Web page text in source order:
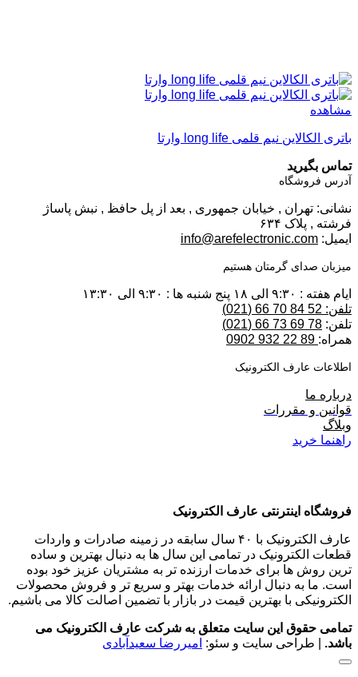
مشاهده
باتری الکالاین نیم قلمی long life وارتا
تماس بگیرید
آدرس فروشگاه
نشانی: تهران , خیابان جمهوری , بعد از پل حافظ , نبش پاساژ
فرشته , پلاک ۶۳۴
ایمیل: info@arefelectronic.com
میزبان صدای گرمتان هستیم
ایام هفته : ۹:۳۰ الی ۱۸ پنج شنبه ها : ۹:۳۰ الی ۱۳:۳۰
تلفن: 52 84 70 66 (021)
تلفن: 78 69 73 66 (021)
همراه:
اطلاعات عارف الکترونیک
درباره ما
قوانین و مقررات
وبلاگ
راهنما خرید
فروشگاه اینترنتی عارف الکترونیک
عارف الکترونیک با ۴۰ سال سابقه در زمینه صادرات و واردات
قطعات الکترونیک در تمامی این سال ها به دنبال بهترین و ساده
ترین روش ها برای خدمات ارزنده تر به مشتریان عزیز خود بوده
است. ما به دنبال ارائه خدمات بهتر و سریع تر و فروش محصولات
الکترونیکی با بهترین قیمت در بازار با تضمین اصالت کالا می باشیم.
تمامی حقوق این سایت متعلق به شرکت عارف الکترونیک می
باشد. | طراحی سایت و سئو: امیررضا سعیدآبادی